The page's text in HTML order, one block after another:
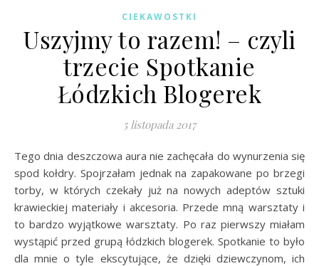
CIEKAWOSTKI
Uszyjmy to razem! – czyli
trzecie Spotkanie
Łódzkich Blogerek
5 listopada 2017
Tego dnia deszczowa aura nie zachęcała do wynurzenia się
spod kołdry. Spojrzałam jednak na zapakowane po brzegi
torby, w których czekały już na nowych adeptów sztuki
krawieckiej materiały i akcesoria. Przede mną warsztaty i
to bardzo wyjątkowe warsztaty. Po raz pierwszy miałam
wystąpić przed grupą łódzkich blogerek. Spotkanie to było
dla mnie o tyle ekscytujące, że dzięki dziewczynom, ich